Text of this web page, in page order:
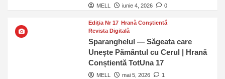
MELL iunie 4, 2026 0
Ediția Nr 17 Hrană Conștientă
Revista Digitală
Sparanghelul — Săgeata care
Unește Pământul cu Cerul | Hrană
Conștientă TotUna 17
MELL mai 5, 2026 1